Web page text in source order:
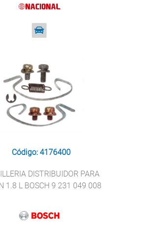
Código: 4176400
DISTRIBUIDOR PARA
1.8 L BOSCH 9 231 049 008